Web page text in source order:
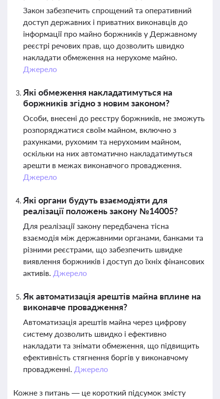
Закон забезпечить спрощений та оперативний
доступ державних і приватних виконавців до
інформації про майно боржників у Державному
реєстрі речових прав, що дозволить швидко
накладати обмеження на нерухоме майно.
Джерело
Які обмеження накладатимуться на
боржників згідно з новим законом?
Особи, внесені до реєстру боржників, не зможуть
розпоряджатися своїм майном, включно з
рахунками, рухомим та нерухомим майном,
оскільки на них автоматично накладатимуться
арешти в межах виконавчого провадження.
Джерело
Які органи будуть взаємодіяти для
реалізації положень закону №14005?
Для реалізації закону передбачена тісна
взаємодія між державними органами, банками та
різними реєстрами, що забезпечить швидке
виявлення боржників і доступ до їхніх фінансових
активів. Джерело
Як автоматизація арештів майна вплине на
виконавче провадження?
Автоматизація арештів майна через цифрову
систему дозволить швидко і ефективно
накладати та знімати обмеження, що підвищить
ефективність стягнення боргів у виконавчому
провадженні. Джерело
Кожне з питань — це короткий підсумок змісту